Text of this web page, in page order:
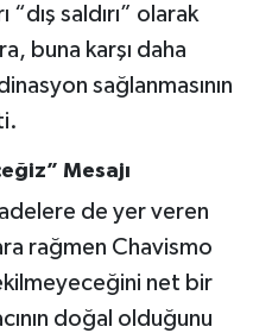
saldırı” olarak
buna karşı daha
sağlanmasının
Mesajı
de yer veren
rağmen Chavismo
net bir
doğal olduğunu